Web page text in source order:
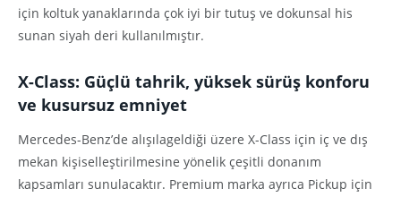
için koltuk yanaklarında çok iyi bir tutuş ve dokunsal his
sunan siyah deri kullanılmıştır.
X-Class: Güçlü tahrik, yüksek sürüş konforu
ve kusursuz emniyet
Mercedes-Benz’de alışılageldiği üzere X-Class için iç ve dış
mekan kişiselleştirilmesine yönelik çeşitli donanım
kapsamları sunulacaktır. Premium marka ayrıca Pickup için